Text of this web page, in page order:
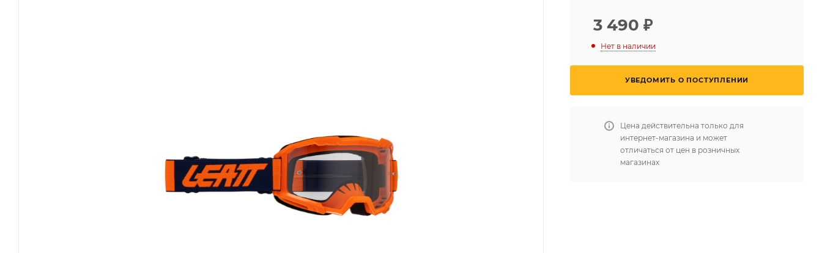
3 490 ₽
Нет в наличии
УВЕДОМИТЬ О ПОСТУПЛЕНИИ
Цена действительна только для
интернет-магазина и может
отличаться от цен в розничных
магазинах